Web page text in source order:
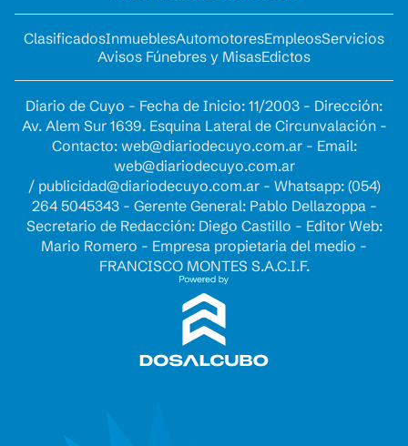
ClasificadosInmueblesAutomotoresEmpleosServicios
Avisos Fúnebres y MisasEdictos
Diario de Cuyo - Fecha de Inicio: 11/2003 - Dirección:
Av. Alem Sur 1639. Esquina Lateral de Circunvalación -
Contacto: web@diariodecuyo.com.ar- Email:
web@diariodecuyo.com.ar
/ publicidad@diariodecuyo.com.ar- Whatsapp: (054)
264 5045343 - Gerente General: Pablo Dellazoppa -
Secretario de Redacción: Diego Castillo - Editor Web:
Mario Romero - Empresa propietaria del medio -
FRANCISCO MONTES S.A.C.I.F.